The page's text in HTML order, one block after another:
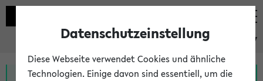
eKVV
Zur MeineUni App Zum MeineUni Portal
Datenschutzeinstellung
Diese Webseite verwendet Cookies und ähnliche
Technologien. Einige davon sind essentiell, um die